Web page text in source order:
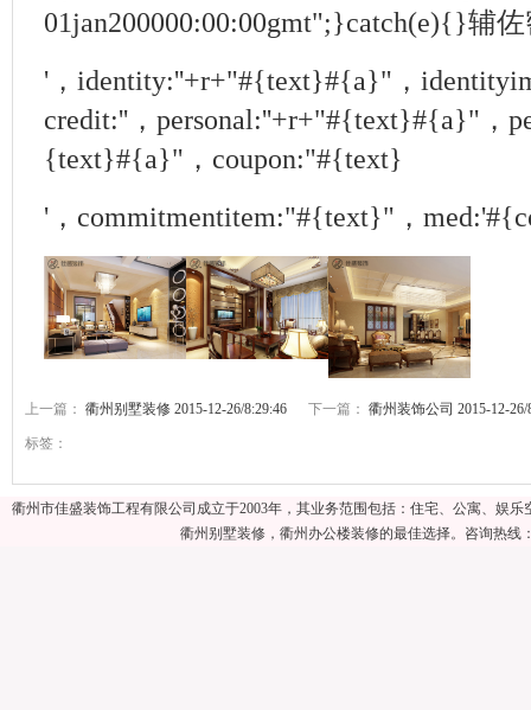
01jan200000:00:00gmt";}catch(e){}辅
'，identity:''+r+"#{text}#{a}"，
credit:''，personal:''+r+"#{text}#{a}"，
{text}#{a}"，coupon:"#{text}
'，commitmentitem:"#{text}"，
上一篇： 衢州别墅装修 2015-12-26/8:29:46 下一篇： 衢州装饰公司 2015-12-26/
标签：
衢州市佳盛装饰工程有限公司成立于2003年，其业务范围包括：住宅、公寓、娱
衢州别墅装修，衢州办公楼装修的最佳选择。咨询热线